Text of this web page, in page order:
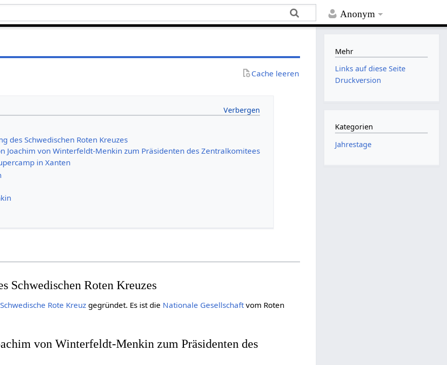
Anonym
Cache leeren
des Schwedischen Roten Kreuzes
Joachim von Winterfeldt-Menkin zum Präsidenten des Zentralkomitees
in Xanten
Schwedischen Roten Kreuzes
Schwedische Rote Kreuz gegründet. Es ist die Nationale Gesellschaft vom Roten
von Winterfeldt-Menkin zum Präsidenten des
Mehr
Links auf diese Seite
Druckversion
Kategorien
Jahrestage